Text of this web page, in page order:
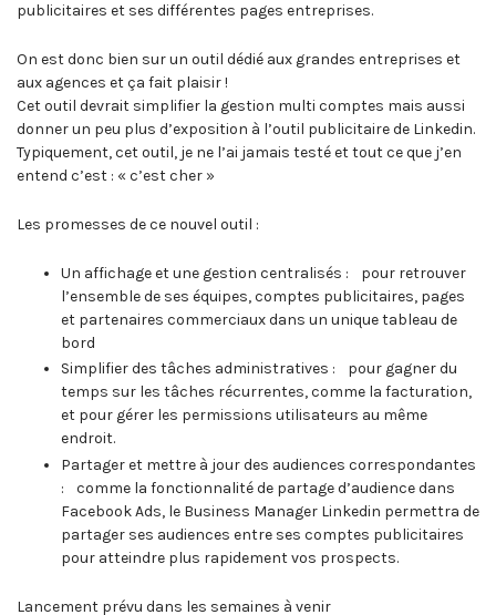
publicitaires et ses différentes pages entreprises.
On est donc bien sur un outil dédié aux grandes entreprises et
aux agences et ça fait plaisir !
Cet outil devrait simplifier la gestion multi comptes mais aussi
donner un peu plus d’exposition à l’outil publicitaire de Linkedin.
Typiquement, cet outil, je ne l’ai jamais testé et tout ce que j’en
entend c’est : « c’est cher »
Les promesses de ce nouvel outil :
Un affichage et une gestion centralisés : pour retrouver
l’ensemble de ses équipes, comptes publicitaires, pages
et partenaires commerciaux dans un unique tableau de
bord
Simplifier des tâches administratives : pour gagner du
temps sur les tâches récurrentes, comme la facturation,
et pour gérer les permissions utilisateurs au même
endroit.
Partager et mettre à jour des audiences correspondantes
: comme la fonctionnalité de partage d’audience dans
Facebook Ads, le Business Manager Linkedin permettra de
partager ses audiences entre ses comptes publicitaires
pour atteindre plus rapidement vos prospects.
Lancement prévu dans les semaines à venir